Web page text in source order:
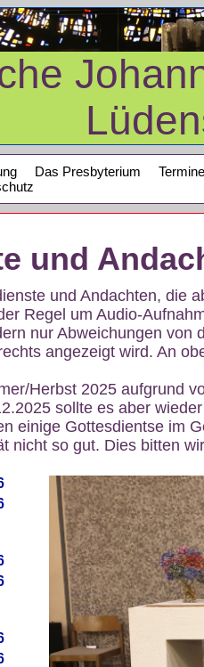
Das Presbyterium
und
und Andachten, die
Regel um Audio-
nur Abweichungen
angezeigt wird. An
Herbst 2025 aufgrund
sollte es aber
einige Gottesdientse im
nicht so gut. Dies bitten